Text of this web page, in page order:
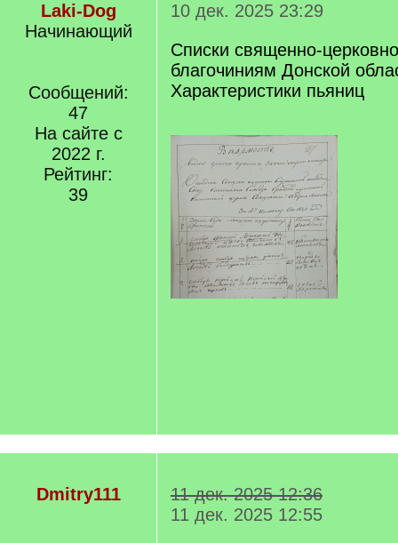
Laki-Dog
Начинающий
Сообщений:
47
На сайте с
2022 г.
Рейтинг:
39
10 дек. 2025 23:29
Списки священно-
благочиниям Донской
Характеристики пьяниц
Dmitry111
11 дек. 2025 12:36
11 дек. 2025 12:55